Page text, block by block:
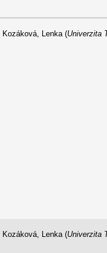
Kozáková, Lenka (Univerzita
Kozáková, Lenka (Univerzita